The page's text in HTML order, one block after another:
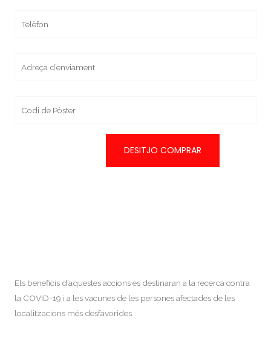
Els beneficis d’aquestes accions es destinaran a la recerca contra
la COVID-19 i a les vacunes de les persones afectades de les
localitzacions més desfavorides.